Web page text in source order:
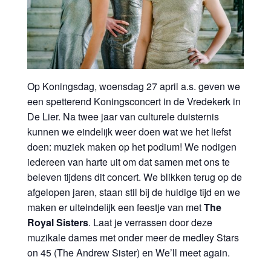
Op Koningsdag, woensdag 27 april a.s. geven we
een spetterend Koningsconcert in de Vredekerk in
De Lier. Na twee jaar van culturele duisternis
kunnen we eindelijk weer doen wat we het liefst
doen: muziek maken op het podium! We nodigen
iedereen van harte uit om dat samen met ons te
beleven tijdens dit concert. We blikken terug op de
afgelopen jaren, staan stil bij de huidige tijd en we
maken er uiteindelijk een feestje van metThe
Royal Sisters. Laat je verrassen door deze
muzikale dames met onder meer de medley Stars
on 45 (The Andrew Sister) en We’ll meet again.